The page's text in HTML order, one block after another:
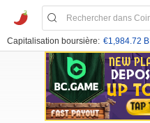
Capitalisation boursière: €1,984.72 B